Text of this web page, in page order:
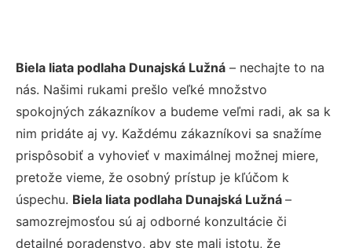
Biela liata podlaha Dunajská Lužná – nechajte to na
nás. Našimi rukami prešlo veľké množstvo
spokojných zákazníkov a budeme veľmi radi, ak sa k
nim pridáte aj vy. Každému zákazníkovi sa snažíme
prispôsobiť a vyhovieť v maximálnej možnej miere,
pretože vieme, že osobný prístup je kľúčom k
úspechu. Biela liata podlaha Dunajská Lužná –
samozrejmosťou sú aj odborné konzultácie či
detailné poradenstvo, aby ste mali istotu, že